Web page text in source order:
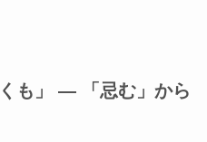
も」 — 「忌む」から